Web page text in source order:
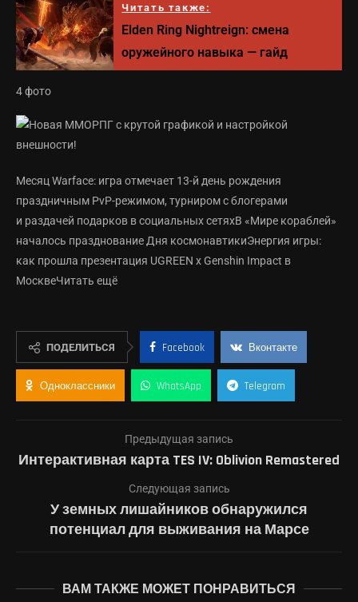
Читать также:
Elden Ring Nightreign: смена
оружейного навыка — гайд
4 фото
Месяц Warface: игра отмечает 13-й день рождения
праздничным PvP-режимом, турниром с блогерами
и раздачей подарков в социальных сетяхВ «Мире кораблей»
началось празднование Дня космонавтикиЭнергия игры:
как прошла презентация UGREEN x Genshin Impact в
МосквеЧитать ещё
ПОДЕЛИТЬСЯ Facebook Вконтакте
Одноклассники WhatsApp Telegram
Предыдущая запись
Интерактивная карта TES IV: Oblivion Remastered
Следующая запись
У земных лишайников обнаружился
потенциал для выживания на Марсе
ВАМ ТАКЖЕ МОЖЕТ ПОНРАВИТЬСЯ